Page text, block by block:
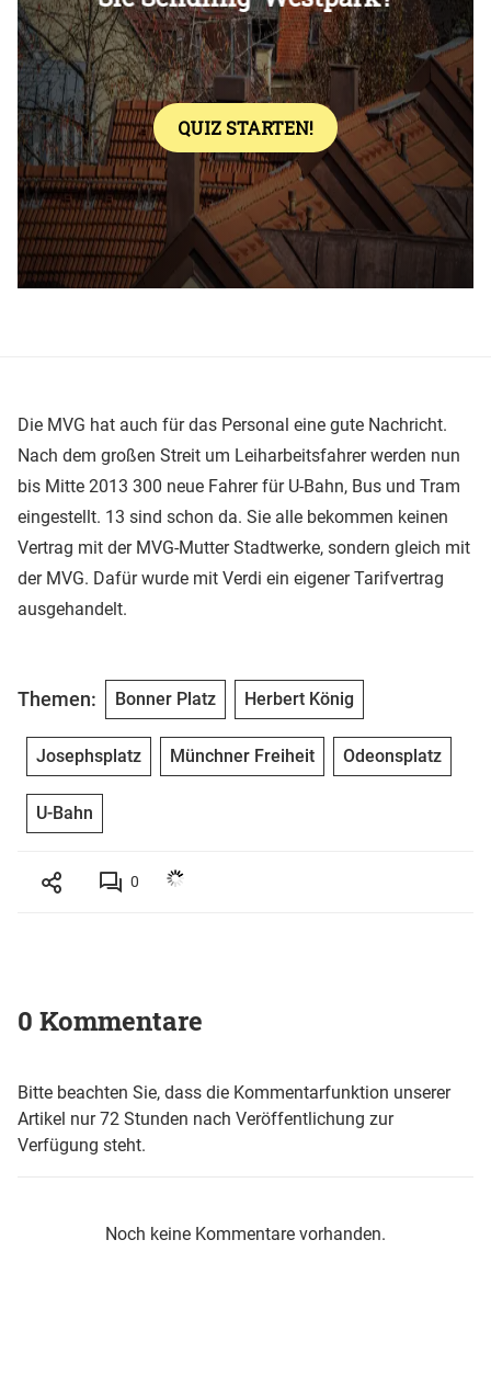
Die MVG hat auch für das Personal eine gute Nachricht.
Nach dem großen Streit um Leiharbeitsfahrer werden nun
bis Mitte 2013 300 neue Fahrer für U-Bahn, Bus und Tram
eingestellt. 13 sind schon da. Sie alle bekommen keinen
Vertrag mit der MVG-Mutter Stadtwerke, sondern gleich mit
der MVG. Dafür wurde mit Verdi ein eigener Tarifvertrag
ausgehandelt.
Themen: Bonner Platz Herbert König
Josephsplatz Münchner Freiheit Odeonsplatz
U-Bahn
0
0 Kommentare
Bitte beachten Sie, dass die Kommentarfunktion unserer
Artikel nur 72 Stunden nach Veröffentlichung zur
Verfügung steht.
Noch keine Kommentare vorhanden.